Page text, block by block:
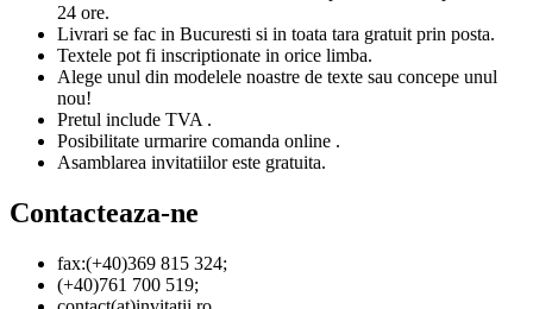
24 ore.
Livrari se fac in Bucuresti si in toata tara gratuit prin posta.
Textele pot fi inscriptionate in orice limba.
Alege unul din modelele noastre de texte sau concepe unul
nou!
Pretul include TVA .
Posibilitate urmarire comanda online .
Asamblarea invitatiilor este gratuita.
Contacteaza-ne
fax:(+40)369 815 324;
(+40)761 700 519;